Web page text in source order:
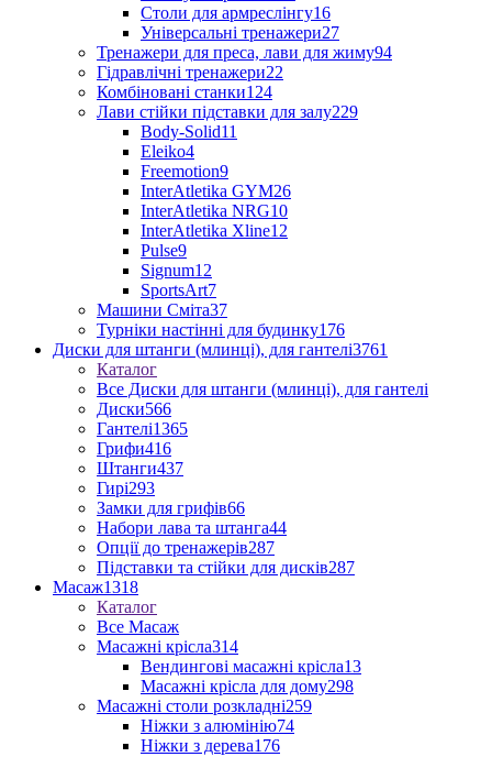
Столи для армреслінгу16
Універсальні тренажери27
Тренажери для преса, лави для жиму94
Гідравлічні тренажери22
Комбіновані станки124
Лави стійки підставки для залу229
Body-Solid11
Eleiko4
Freemotion9
InterAtletika GYM26
InterAtletika NRG10
InterAtletika Xline12
Pulse9
Signum12
SportsArt7
Машини Сміта37
Турніки настінні для будинку176
Диски для штанги (млинці), для гантелі3761
Каталог
Все Диски для штанги (млинці), для гантелі
Диски566
Гантелі1365
Грифи416
Штанги437
Гирі293
Замки для грифів66
Набори лава та штанга44
Опції до тренажерів287
Підставки та стійки для дисків287
Масаж1318
Каталог
Все Масаж
Масажні крісла314
Вендингові масажні крісла13
Масажні крісла для дому298
Масажні столи розкладні259
Ніжки з алюмінію74
Ніжки з дерева176